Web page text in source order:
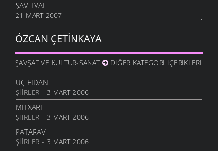
ŞAV TVAL
21 MART 2007
ÖZCAN ÇETINKAYA
ŞAVŞAT VE KÜLTÜR-SANAT DIĞER KATEGORI İÇERIKLERI
ÜÇ FIDAN
ŞIIRLER - 3 MART 2006
MITXARI
ŞIIRLER - 3 MART 2006
PATARAV
ŞIIRLER - 3 MART 2006